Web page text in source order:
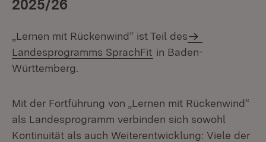
2025/26
„Lernen mit Rückenwind“ ist Teil des
Landesprogramms SprachFit in Baden-
Württemberg.
Mit der Fortführung von „Lernen mit Rückenwind“
als Landesprogramm verbinden sich sowohl
Kontinuität als auch Weiterentwicklung: Viele der